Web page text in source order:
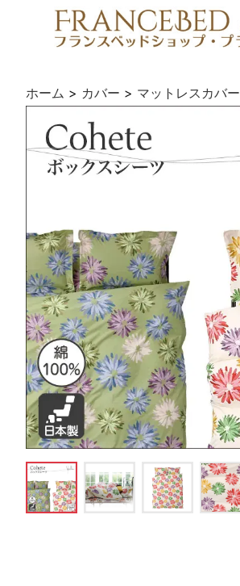
ホーム > カバー > マットレスカバー